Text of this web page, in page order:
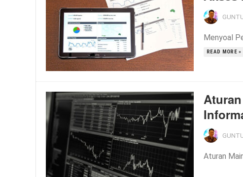
Menyoal
READ MORE »
Aturan